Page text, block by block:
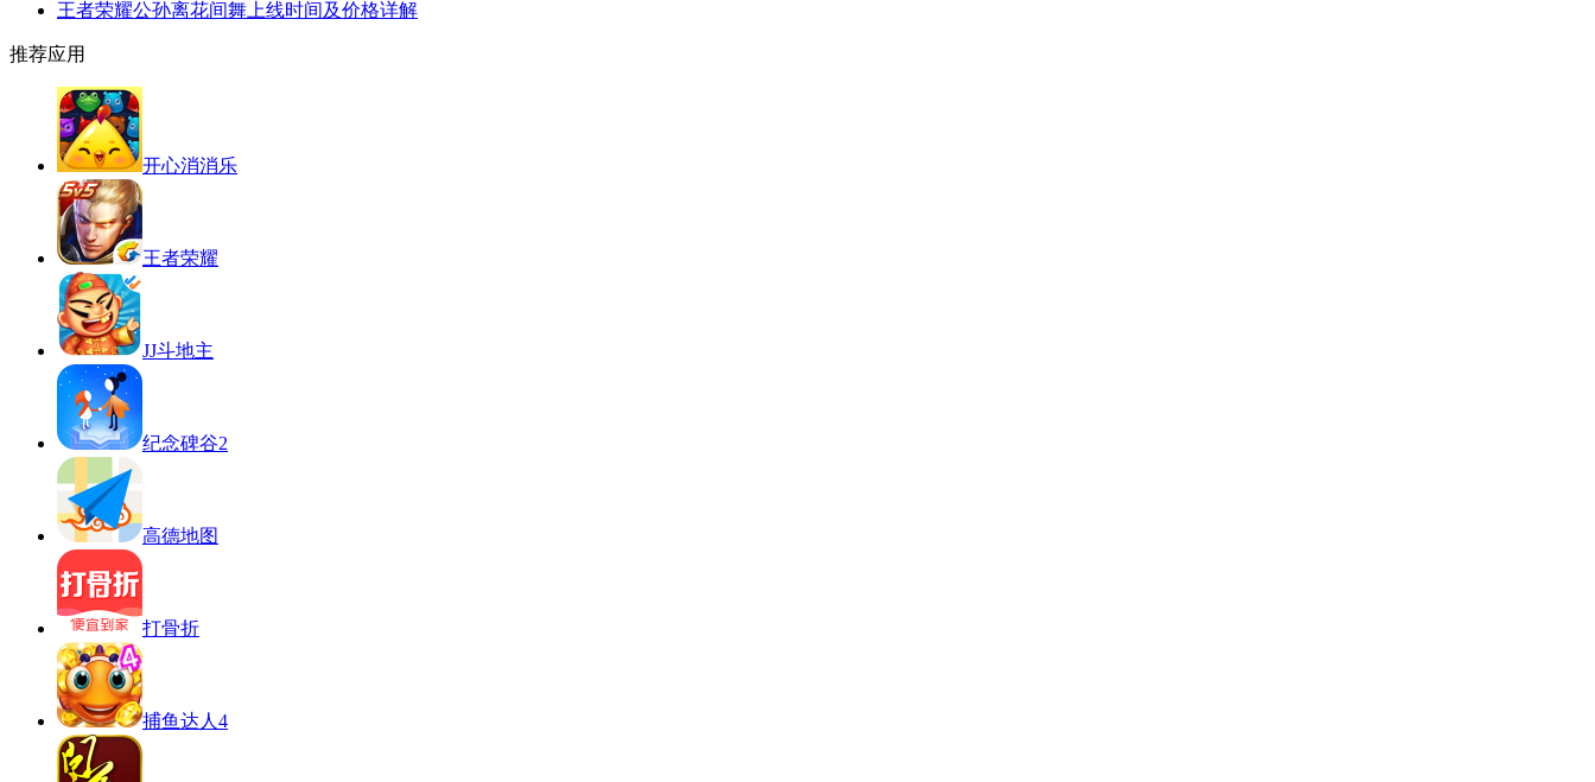
王者荣耀公孙离花间舞上线时间及价格详解
推荐应用
开心消消乐
王者荣耀
JJ斗地主
纪念碑谷2
高德地图
打骨折
捕鱼达人4